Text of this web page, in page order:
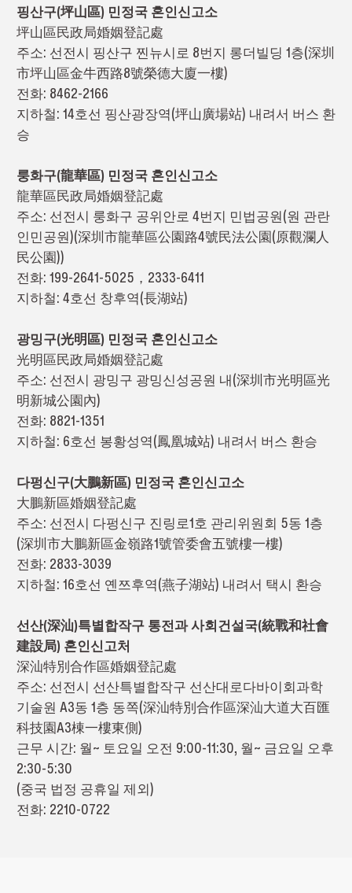
핑산구(坪山區) 민정국 혼인신고소
坪山區民政局婚姻登記處
주소: 선전시 핑산구 찐뉴시로 8번지 롱더빌딩 1층(深圳
市坪山區金牛西路8號榮德大廈一樓)
전화: 8462-2166
지하철: 14호선 핑산광장역(坪山廣場站) 내려서 버스 환
승
룽화구(龍華區) 민정국 혼인신고소
龍華區民政局婚姻登記處
주소: 선전시 룽화구 공위안로 4번지 민법공원(원 관란
인민공원)(深圳市龍華區公園路4號民法公園(原觀瀾人
民公園))
전화: 199-2641-5025，2333-6411
지하철: 4호선 창후역(長湖站)
광밍구(光明區) 민정국 혼인신고소
光明區民政局婚姻登記處
주소: 선전시 광밍구 광밍신성공원 내(深圳市光明區光
明新城公園內)
전화: 8821-1351
지하철: 6호선 봉황성역(鳳凰城站) 내려서 버스 환승
다펑신구(大鵬新區) 민정국 혼인신고소
大鵬新區婚姻登記處
주소: 선전시 다펑신구 진링로1호 관리위원회 5동 1층
(深圳市大鵬新區金嶺路1號管委會五號樓一樓)
전화: 2833-3039
지하철: 16호선 옌쯔후역(燕子湖站) 내려서 택시 환승
선산(深汕)특별합작구 통전과 사회건설국(統戰和社會
建設局) 혼인신고처
深汕特別合作區婚姻登記處
주소: 선전시 선산특별합작구 선산대로다바이회과학
기술원 A3동 1층 동쪽(深汕特別合作區深汕大道大百匯
科技園A3棟一樓東側)
근무 시간: 월~ 토요일 오전 9:00-11:30, 월~ 금요일 오후
2:30-5:30
(중국 법정 공휴일 제외)
전화: 2210-0722